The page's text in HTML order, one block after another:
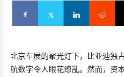
北京车展的聚光灯下，比亚迪独
航数字令人眼花缭乱。然而，资